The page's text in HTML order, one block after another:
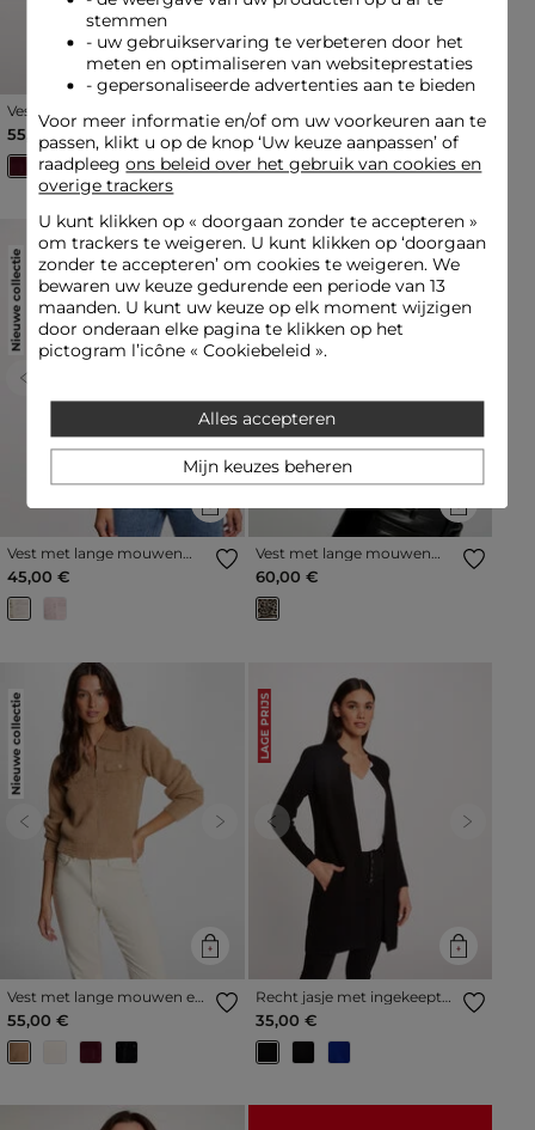
Vest met lange mouwen en
reverskraag pruim vrouw
55,00 €
Vest met lange mouwen en
reverskraag zwart vrouw
55,00 €
Nieuwe collectie
Previous
Vest met lange mouwen
ivoor vrouw
45,00 €
Nieuwe collectie
Vest met lange mouwen
met print beige vrouw
60,00 €
Nieuwe collectie
Previous Next
Vest met lange mouwen en
reverskraag camel vrouw
55,00 €
LAGE PRIJS
Previous Next
Recht jasje met ingekeepte
kraag donkergrijs vrouw
35,00 €
stemmen
- uw gebruikservaring te verbeteren door het
meten en optimaliseren van websiteprestaties
- gepersonaliseerde advertenties aan te bieden
Voor meer informatie en/of om uw voorkeuren aan te
passen, klikt u op de knop ‘Uw keuze aanpassen’ of
raadpleegons beleid over het gebruik van cookies en
overige trackers
U kunt klikken op « doorgaan zonder te accepteren»
om trackers te weigeren. U kunt klikken op ‘doorgaan
zonder te accepteren’ om cookies te weigeren. We
bewaren uw keuze gedurende een periode van 13
maanden. U kunt uw keuze op elk moment wijzigen
door onderaan elke pagina te klikken op het
pictogram l’icône « Cookiebeleid ».
Alles accepteren
Mijn keuzes beheren